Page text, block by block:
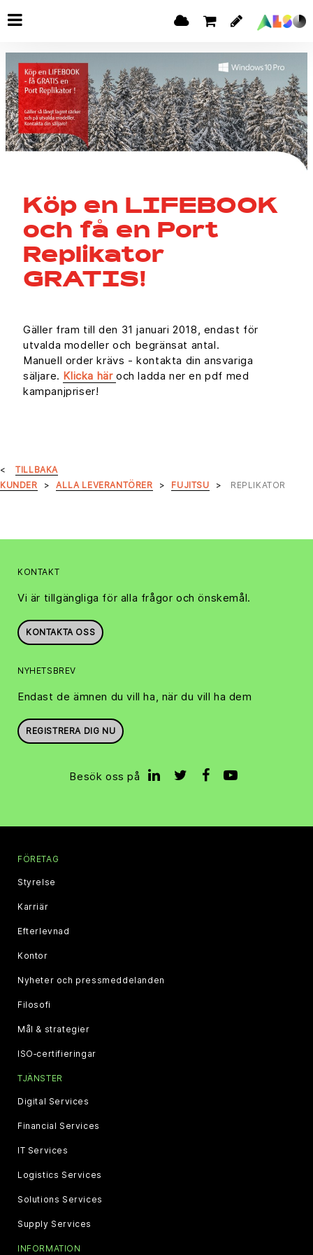
Köp en LIFEBOOK
och få en Port
Replikator
GRATIS!
Gäller fram till den 31 januari 2018, endast för
utvalda modeller och begränsat antal.
Manuell order krävs - kontakta din ansvariga
säljare. Klicka häroch ladda ner en pdf med
kampanjpriser!
TILLBAKA
KUNDER
ALLA LEVERANTÖRER FUJITSU REPLIKATOR
KONTAKT
Vi är tillgängliga för alla frågor och önskemål.
KONTAKTA OSS
NYHETSBREV
Endast de ämnen du vill ha, när du vill ha dem
REGISTRERA DIG NU
Besök oss på
FÖRETAG
Styrelse
Karriär
Efterlevnad
Kontor
Nyheter och pressmeddelanden
Filosofi
Mål & strategier
ISO‑certifieringar
TJÄNSTER
Digital Services
Financial Services
IT Services
Logistics Services
Solutions Services
Supply Services
INFORMATION